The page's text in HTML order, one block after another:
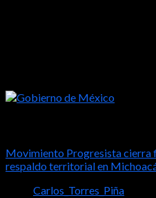
Movimiento Progresista cierra
respaldo territorial en
Carlos_Torres_Piña